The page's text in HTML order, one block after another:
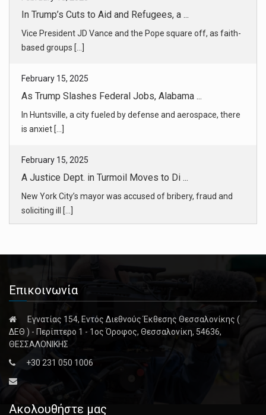
In Trump’s Cuts to Aid and Refugees, a ...
Vice President JD Vance and the Pope square off, as faith-
based groups [...]
February 15, 2025
As Trump Slashes Federal Jobs, Alabama ...
In Huntsville, a city fueled by defense and aerospace, there
is anxiet [...]
February 15, 2025
A Justice Dept. in Turmoil Moves to Di ...
New York City’s mayor was accused of bribery, fraud and
soliciting ill [...]
Why Career Prosecutors Signed a Dismis ...
came to b [...]
February 14, 2025
A Rupture on the Right Over Prosecutor ...
Επικοινωνία
Εγνατίας 154, Εντός Διεθνούς Έκθεσης Θεσσαλονίκης (
ΔΕΘ ) - Περίπτερο 1 - 1ος Όροφος, Θεσσαλονίκη, 54636,
ΘΕΣΣΑΛΟΝΙΚΗΣ
+30 231 050 1006
Ακολουθήστε μας